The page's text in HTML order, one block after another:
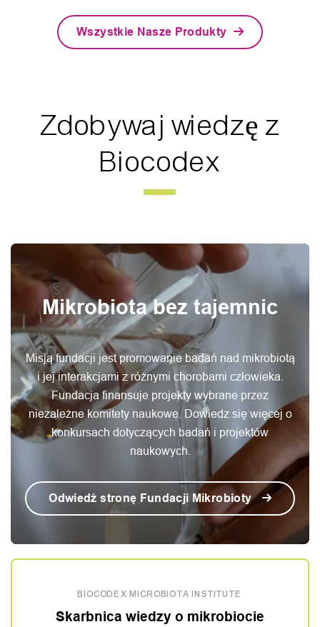
Wszystkie Nasze Produkty
Zdobywaj wiedzę z
Biocodex
BIOCODEX MICROBIOTA FOUNDATION
Mikrobiota bez tajemnic
Misją fundacji jest promowanie badań nad mikrobiotą
i jej interakcjami z różnymi chorobami człowieka.
Fundacja finansuje projekty wybrane przez
niezależne komitety naukowe. Dowiedz się więcej o
konkursach dotyczących badań i projektów
naukowych.
Odwiedź stronę Fundacji Mikrobioty
BIOCODEX MICROBIOTA INSTITUTE
Skarbnica wiedzy o mikrobiocie